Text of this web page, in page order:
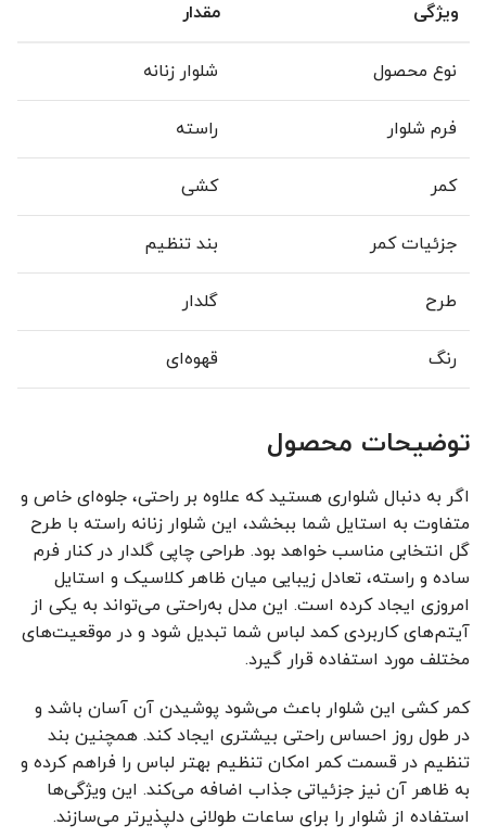
ویژگی مقدار
نوع محصول شلوار زنانه
فرم شلوار راسته
کمر کشی
جزئیات کمر بند تنظیم
طرح گلدار
رنگ قهوه‌ای
توضیحات محصول
اگر به دنبال شلواری هستید که علاوه بر راحتی، جلوه‌ای خاص و
متفاوت به استایل شما ببخشد، این شلوار زنانه راسته با طرح
گل انتخابی مناسب خواهد بود. طراحی چاپی گلدار در کنار فرم
ساده و راسته، تعادل زیبایی میان ظاهر کلاسیک و استایل
امروزی ایجاد کرده است. این مدل به‌راحتی می‌تواند به یکی از
آیتم‌های کاربردی کمد لباس شما تبدیل شود و در موقعیت‌های
مختلف مورد استفاده قرار گیرد.
کمر کشی این شلوار باعث می‌شود پوشیدن آن آسان باشد و
در طول روز احساس راحتی بیشتری ایجاد کند. همچنین بند
تنظیم در قسمت کمر امکان تنظیم بهتر لباس را فراهم کرده و
به ظاهر آن نیز جزئیاتی جذاب اضافه می‌کند. این ویژگی‌ها
استفاده از شلوار را برای ساعات طولانی دلپذیرتر می‌سازند.